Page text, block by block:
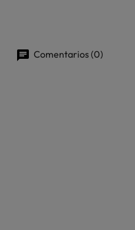
Comentarios (0)